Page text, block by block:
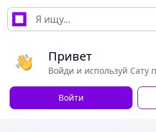
Привет
Войди и используй Сату
Войти